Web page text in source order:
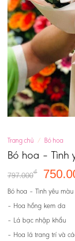
Trang chủ / Bó hoa
Bó hoa – Tình
797.000₫
Bó hoa – Tình yêu
– Hoa hồng kem da
– Lá bạc nhập khẩu
– Hoa lá trang trí và